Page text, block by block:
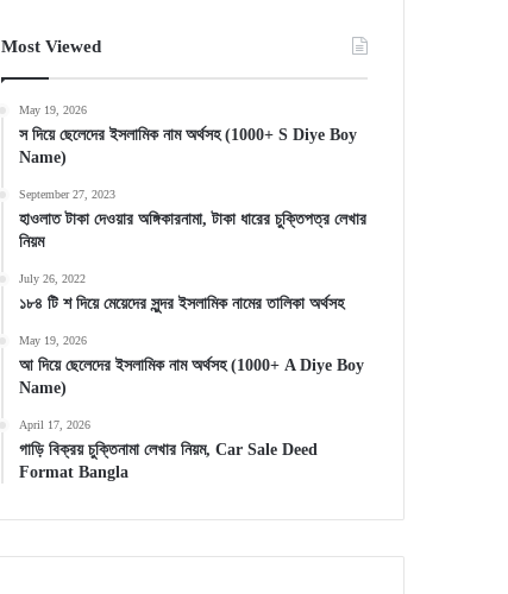
Most Viewed
May 19, 2026
স দিয়ে ছেলেদের ইসলামিক নাম অর্থসহ (1000+ S Diye Boy
Name)
September 27, 2023
হাওলাত টাকা দেওয়ার অঙ্গিকারনামা, টাকা ধারের চুক্তিপত্র লেখার
নিয়ম
July 26, 2022
১৮৪ টি শ দিয়ে মেয়েদের সুন্দর ইসলামিক নামের তালিকা অর্থসহ
May 19, 2026
আ দিয়ে ছেলেদের ইসলামিক নাম অর্থসহ (1000+ A Diye Boy
Name)
April 17, 2026
গাড়ি বিক্রয় চুক্তিনামা লেখার নিয়ম, Car Sale Deed
Format Bangla